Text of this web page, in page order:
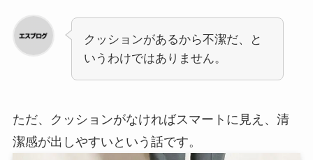
クッションがあるから不潔だ、と
いうわけではありません。
ただ、クッションがなければスマートに見え、清
潔感が出しやすいという話です。